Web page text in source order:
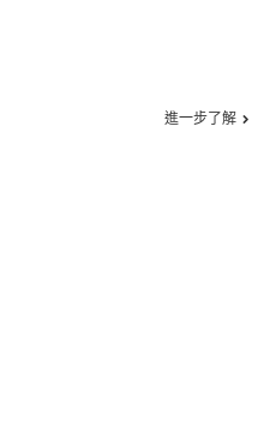
進一步了解